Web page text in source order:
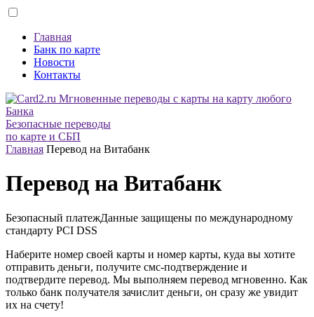
Главная
Банк по карте
Новости
Контакты
Безопасные переводы
по карте и СБП
Главная Перевод на Витабанк
Перевод на Витабанк
Безопасный платежДанные защищены по международному
стандарту PCI DSS
Наберите номер своей карты и номер карты, куда вы хотите
отправить деньги, получите смс-подтверждение и
подтвердите перевод. Мы выполняем перевод мгновенно. Как
только банк получателя зачислит деньги, он сразу же увидит
их на счету!